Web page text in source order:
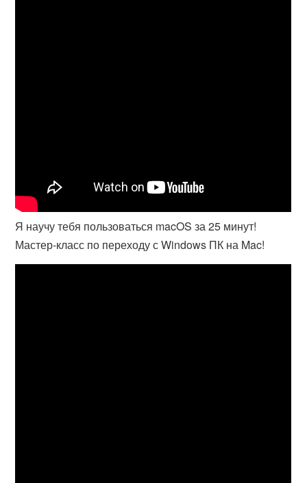
Я научу тебя пользоваться macOS за 25 минут!
Мастер-класс по переходу с Windows ПК на Mac!